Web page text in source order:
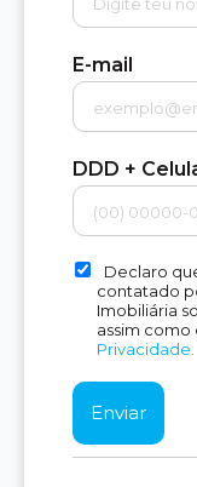
E-mail
DDD +
Declaro
contatado
Imobiliária
assim
Privacidade.